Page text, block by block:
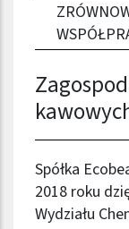
Spółka
2018 roku
Wydziału